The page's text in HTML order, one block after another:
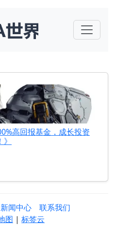
高回报基金，成长投资
新闻中心
联系我们
图 | 标签云